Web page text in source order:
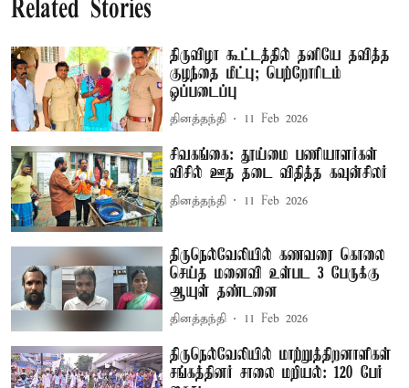
Related Stories
திருவிழா கூட்டத்தில் தனியே தவித்த
குழந்தை மீட்பு; பெற்றோரிடம்
ஒப்படைப்பு
தினத்தந்தி 11 Feb 2026
சிவகங்கை: தூய்மை பணியாளர்கள்
விசில் ஊத தடை விதித்த கவுன்சிலர்
தினத்தந்தி 11 Feb 2026
திருநெல்வேலியில் கணவரை கொலை
செய்த மனைவி உள்பட 3 பேருக்கு
ஆயுள் தண்டனை
தினத்தந்தி 11 Feb 2026
திருநெல்வேலியில் மாற்றுத்திறனாளிகள்
சங்கத்தினர் சாலை மறியல்: 120 பேர்